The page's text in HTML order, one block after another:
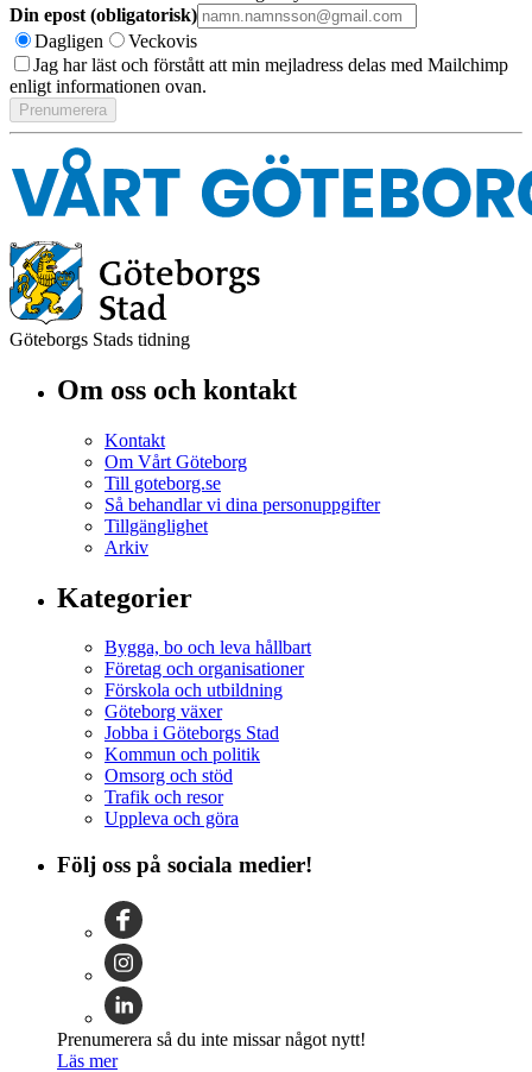
Din epost (obligatorisk)
Dagligen
Veckovis
Jag har läst och förstått att min mejladress delas med Mailchimp
enligt informationen ovan.
Göteborgs Stads tidning
Om oss och kontakt
Kontakt
Om Vårt Göteborg
Till goteborg.se
Så behandlar vi dina personuppgifter
Tillgänglighet
Arkiv
Kategorier
Bygga, bo och leva hållbart
Företag och organisationer
Förskola och utbildning
Göteborg växer
Jobba i Göteborgs Stad
Kommun och politik
Omsorg och stöd
Trafik och resor
Uppleva och göra
Följ oss på sociala medier!
Prenumerera så du inte missar något nytt!
Läs mer